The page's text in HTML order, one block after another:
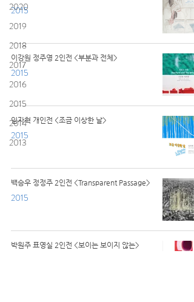
2020
2019
2018
2017
2016
2015
2014
2013
2015
이강원 정주영 2인전 <부분과 전체>
2015
임자혁 개인전 <조금 이상한 날>
2015
백승우 정정주 2인전 <Transparent Passage>
2015
박원주 표영실 2인전 <보이는 보이지 않는>